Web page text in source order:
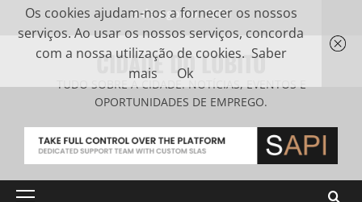
9 de Agosto, 2026
CIDADE DO LOBITO
TUDO SOBRE A CIDADE. NOTÍCIAS, EVENTOS E
OPORTUNIDADES DE EMPREGO.
Os cookies ajudam-nos a fornecer os nossos
serviços. Ao usar os nossos serviços, concorda
com a nossa utilização de cookies. Saber
mais
Ok